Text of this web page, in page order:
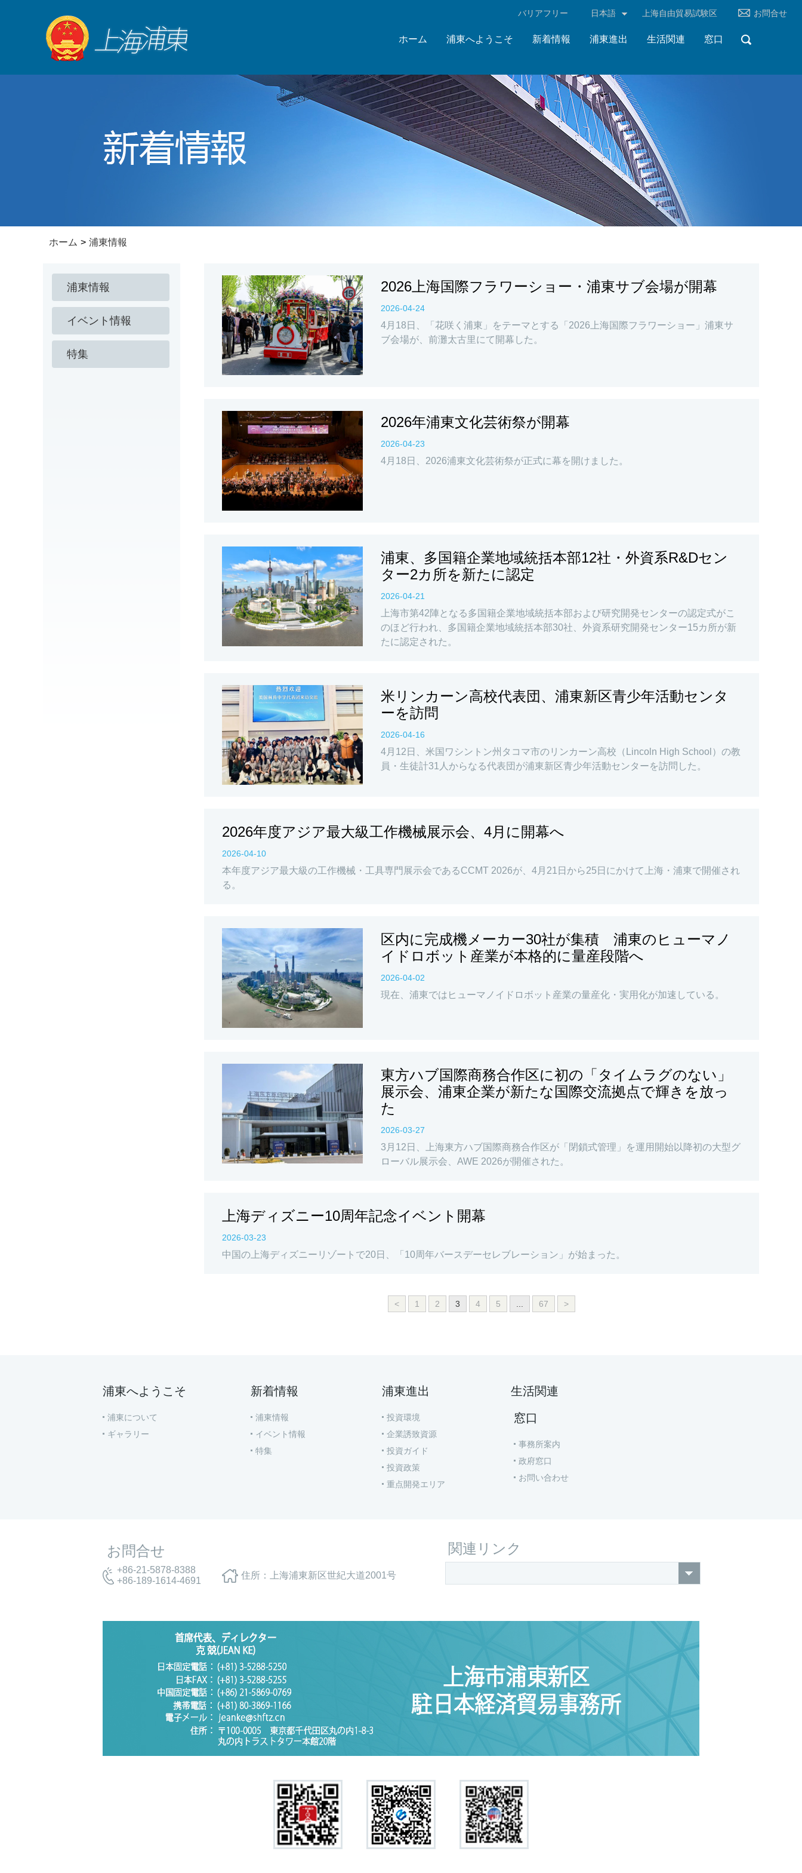
‌バリアフリー 日本語 上海自由貿易試験区 お問合せ
ホーム 浦東へようこそ 新着情報 浦東進出 生活関連 窓口
ホーム > 浦東情報
浦東情報
イベント情報
特集
2026上海国際フラワーショー・浦東サブ会場が開幕
2026-04-24
4月18日、「花咲く浦東」をテーマとする「2026上海国際フラワーショー」浦東サ
ブ会場が、前灘太古里にて開幕した。
2026年浦東文化芸術祭が開幕
2026-04-23
4月18日、2026浦東文化芸術祭が正式に幕を開けました。
浦東、多国籍企業地域統括本部12社・外資系R&Dセン
ター2カ所を新たに認定
2026-04-21
上海市第42陣となる多国籍企業地域統括本部および研究開発センターの認定式がこ
のほど行われ、多国籍企業地域統括本部30社、外資系研究開発センター15カ所が新
たに認定された。
米リンカーン高校代表団、浦東新区青少年活動センタ
ーを訪問
2026-04-16
4月12日、米国ワシントン州タコマ市のリンカーン高校（Lincoln High School）の教
員・生徒計31人からなる代表団が浦東新区青少年活動センターを訪問した。
2026年度アジア最大級工作機械展示会、4月に開幕へ
2026-04-10
本年度アジア最大級の工作機械・工具専門展示会であるCCMT 2026が、4月21日から25日にかけて上海・浦東で開催され
る。
区内に完成機メーカー30社が集積 浦東のヒューマノ
イドロボット産業が本格的に量産段階へ
2026-04-02
現在、浦東ではヒューマノイドロボット産業の量産化・実用化が加速している。
東方ハブ国際商務合作区に初の「タイムラグのない」
展示会、浦東企業が新たな国際交流拠点で輝きを放っ
た
2026-03-27
3月12日、上海東方ハブ国際商務合作区が「閉鎖式管理」を運用開始以降初の大型グ
ローバル展示会、AWE 2026が開催された。
上海ディズニー10周年記念イベント開幕
2026-03-23
中国の上海ディズニーリゾートで20日、「10周年バースデーセレブレーション」が始まった。
< 1 2 3 4 5 67 >
浦東へようこそ
浦東について
ギャラリー
新着情報
浦東情報
イベント情報
特集
浦東進出
投資環境
企業誘致資源
投資ガイド
投資政策
重点開発エリア
生活関連
窓口
事務所案内
政府窓口
お問い合わせ
お問合せ
+86-21-5878-8388
+86-189-1614-4691
住所：上海浦東新区世紀大道2001号
関連リンク